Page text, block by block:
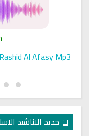
Wanita
جديد الاناشيد